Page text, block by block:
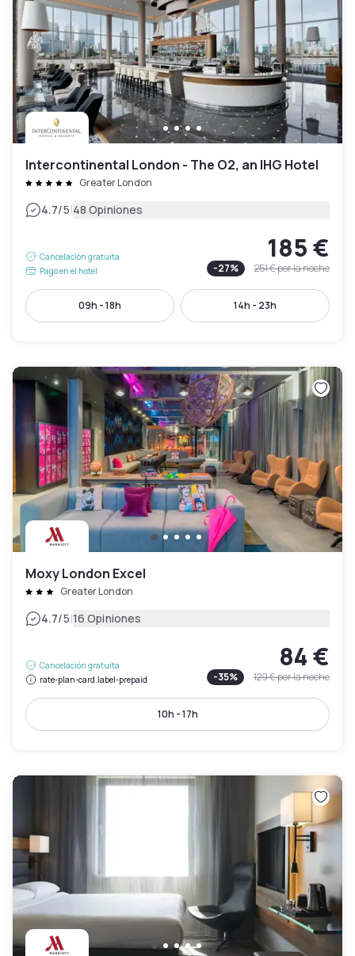
Intercontinental London - The O2, an IHG Hotel
Greater London
4.7/5|48 Opiniones
Cancelación gratuita
Pago en el hotel
185 €
-27% 251 €por la noche
09h - 18h 14h - 23h
Moxy London Excel
Greater London
4.7/5|16 Opiniones
Cancelación gratuita
rate-plan-card.label-prepaid
84 €
-35% 129 €por la noche
10h - 17h